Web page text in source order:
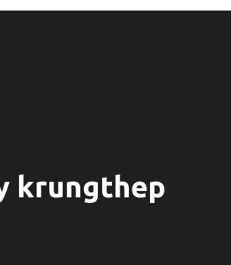
krungthep